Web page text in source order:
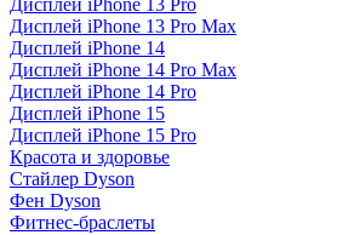
Дисплей iPhone 13 Pro
Дисплей iPhone 13 Pro Max
Дисплей iPhone 14
Дисплей iPhone 14 Pro Max
Дисплей iPhone 14 Pro
Дисплей iPhone 15
Дисплей iPhone 15 Pro
Красота и здоровье
Стайлер Dyson
Фен Dyson
Фитнес-браслеты